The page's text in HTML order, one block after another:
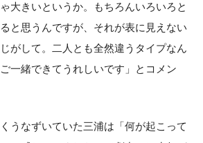
大きいというか。もちろんいろいろと
と思うんですが、それが表に見えない
がして。二人とも全然違うタイプなん
一緒できてうれしいです」とコメン
うなずいていた三浦は「何が起こって